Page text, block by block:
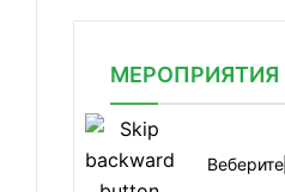
МЕРОПРИЯТИЯ
Веберите